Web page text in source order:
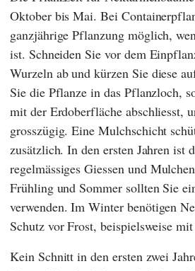
Oktober bis Mai. Bei
ganzjährige Pflanzung möglich,
ist. Schneiden Sie vor dem
Wurzeln ab und kürzen Sie diese
Sie die Pflanze in das Pflanzloch,
mit der Erdoberfläche abschliesst,
grosszügig. Eine Mulchschicht
zusätzlich. In den ersten Jahren ist
regelmässiges Giessen und
Frühling und Sommer sollten Sie
verwenden. Im Winter benötigen
Schutz vor Frost, beispielsweise
Kein Schnitt in den ersten zwei